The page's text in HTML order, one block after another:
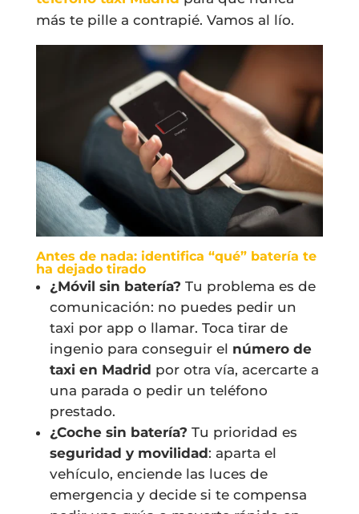
más te pille a contrapié. Vamos al lío.
Antes de nada: identifica “qué” batería te
ha dejado tirado
¿Móvil sin batería? Tu problema es de
comunicación: no puedes pedir un
taxi por app o llamar. Toca tirar de
ingenio para conseguir el número de
taxi en Madrid por otra vía, acercarte a
una parada o pedir un teléfono
prestado.
¿Coche sin batería? Tu prioridad es
seguridad y movilidad: aparta el
vehículo, enciende las luces de
emergencia y decide si te compensa